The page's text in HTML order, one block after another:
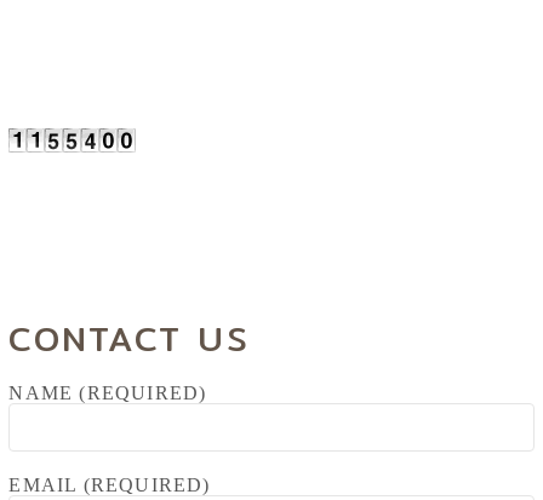
CONTACT US
NAME (REQUIRED)
EMAIL (REQUIRED)